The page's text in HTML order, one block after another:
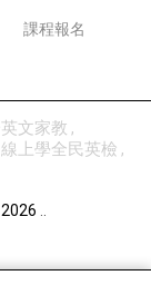
課程報名
文家教
線上學全民英檢
..